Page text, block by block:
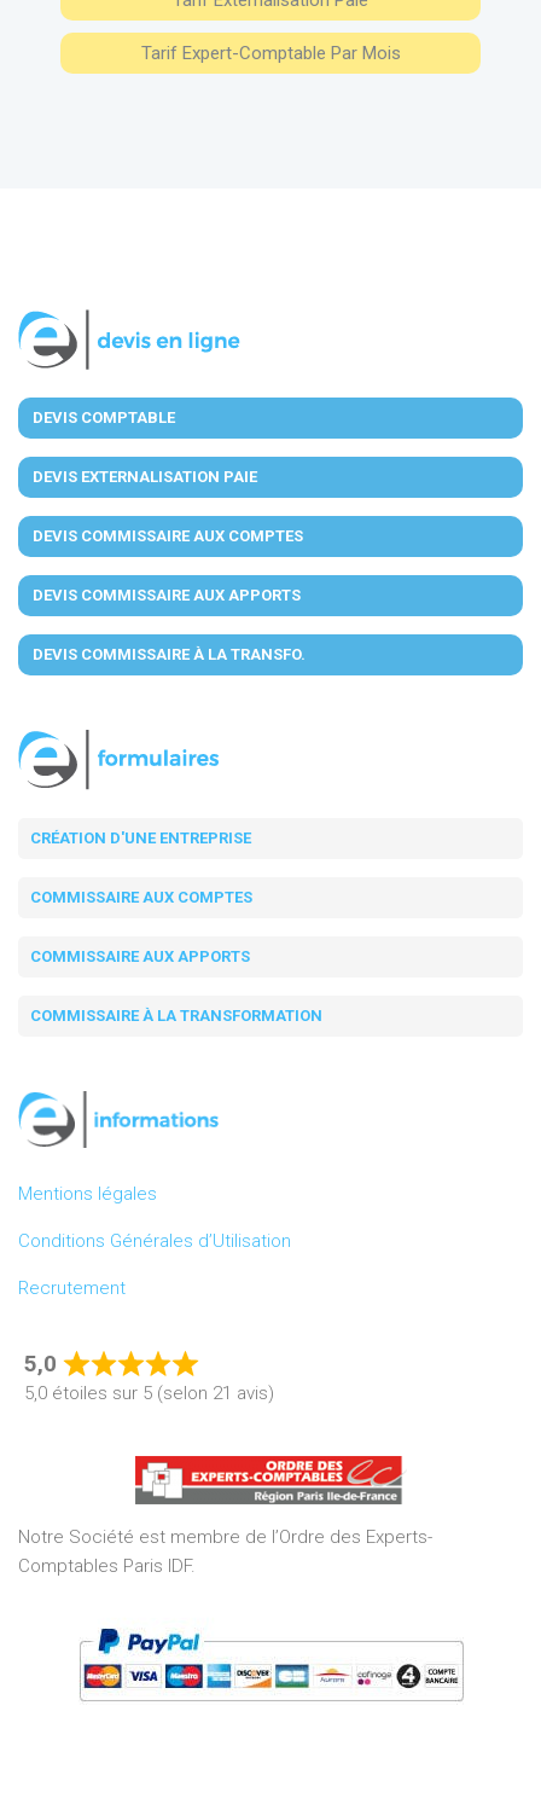
Tarif Expert-Comptable Par Mois
DEVIS COMPTABLE
DEVIS EXTERNALISATION PAIE
DEVIS COMMISSAIRE AUX COMPTES
DEVIS COMMISSAIRE AUX APPORTS
DEVIS COMMISSAIRE À LA TRANSFO.
CRÉATION D'UNE ENTREPRISE
COMMISSAIRE AUX COMPTES
COMMISSAIRE AUX APPORTS
COMMISSAIRE À LA TRANSFORMATION
Mentions légales
Conditions Générales d’Utilisation
Recrutement
5,0
Rated
5,0
of
5
5,0 étoiles sur 5 (selon 21 avis)
Notre Société est membre de l’Ordre des Experts-
Comptables Paris IDF.